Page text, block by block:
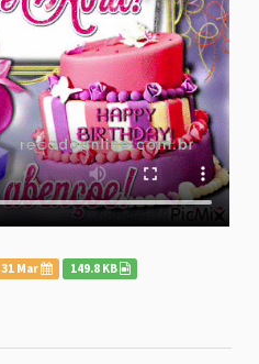
31 Mar 149.8 KB